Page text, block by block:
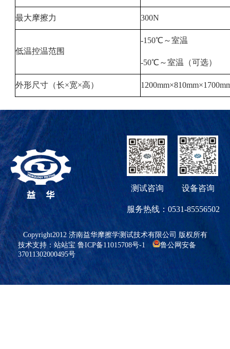
最大摩擦力 300N
低温控温范围
-150℃～室温
-50℃～室温（可选）
外形尺寸（长×宽×高）
测试咨询 设备咨询
服务热线：0531-85556502
Copyright2012 济南益华摩擦学测试技术有限公司 版权所有
技术支持：站站宝 鲁ICP备11015708号-1
鲁公网安备
37011302000495号